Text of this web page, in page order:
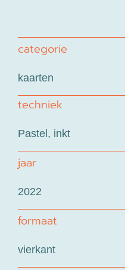
categorie
kaarten
techniek
Pastel, inkt
jaar
2022
formaat
vierkant